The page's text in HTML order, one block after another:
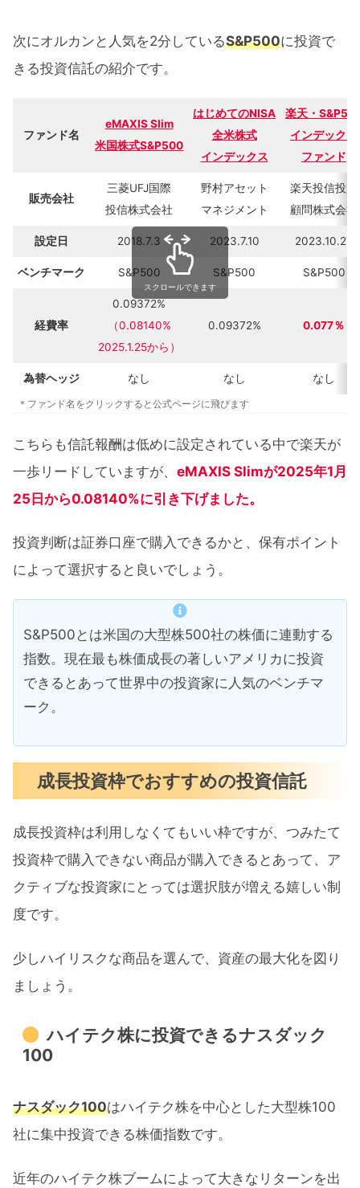
次にオルカンと人気を2分しているS&P500に投資で
きる投資信託の紹介です。
ファンド名
eMAXIS Slim
米国株式S&P500
はじめてのNISA
全米株式
インデックス
楽天・
インデックス
ファンド
販売会社
三菱UFJ国際
投信株式会社
野村アセット
マネジメント
楽天投信投資
顧問株式会社
設定日 2018.7.3 2023.7.10 2023.10.27
ベンチマーク S&P500 S&P500 S&P500
経費率
0.09372%
（0.08140%
2025.1.25から）
0.09372% 0.077％
為替ヘッジ なし なし なし
スクロールできます
＊ファンド名をクリックすると公式ページに飛びます
こちらも信託報酬は低めに設定されている中で楽天が
一歩リードしていますが、 eMAXIS Slimが2025年1月
25日から0.08140%に引き下げました。
投資判断は証券口座で購入できるかと、保有ポイント
によって選択すると良いでしょう。
S&P500とは米国の大型株500社の株価に連動する
指数。現在最も株価成長の著しいアメリカに投資
できるとあって世界中の投資家に人気のベンチマ
ーク。
成長投資枠でおすすめの投資信託
成長投資枠は利用しなくてもいい枠ですが、つみたて
投資枠で購入できない商品が購入できるとあって、ア
クティブな投資家にとっては選択肢が増える嬉しい制
度です。
少しハイリスクな商品を選んで、資産の最大化を図り
ましょう。
ハイテク株に投資できるナスダック
100
ナスダック100はハイテク株を中心とした大型株100
社に集中投資できる株価指数です。
近年のハイテク株ブームによって大きなリターンを出